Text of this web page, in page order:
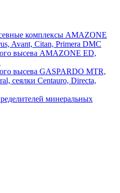
комплексы AMAZONE
Avant, Citan, Primera DMC
высева AMAZONE ED,
высева GASPARDO MTR,
сеялки Centauro, Directa,
минеральных